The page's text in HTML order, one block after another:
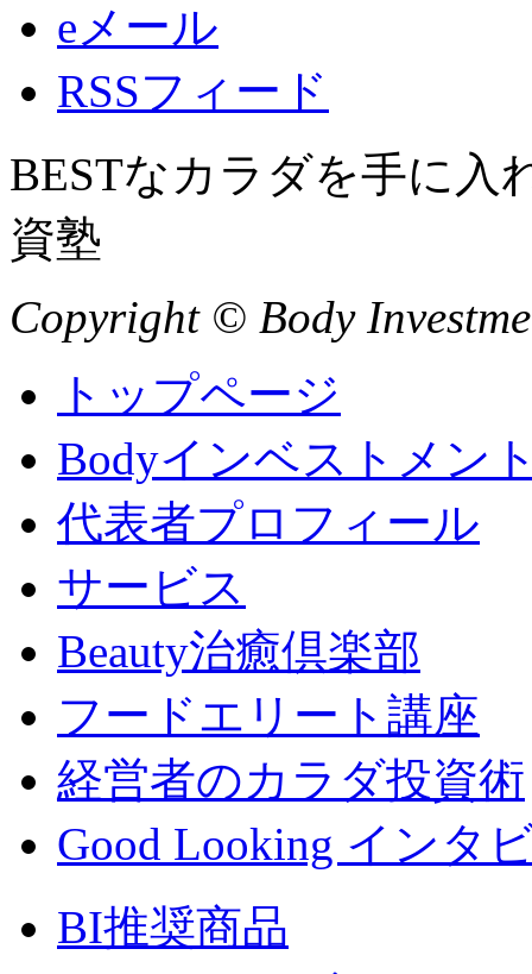
eメール
RSSフィード
BESTなカラダを手に入
資塾
Copyright © Body
トップページ
Bodyインベストメン
代表者プロフィール
サービス
Beauty治癒倶楽部
フードエリート講座
経営者のカラダ投資術
Good Looking インタ
BI推奨商品